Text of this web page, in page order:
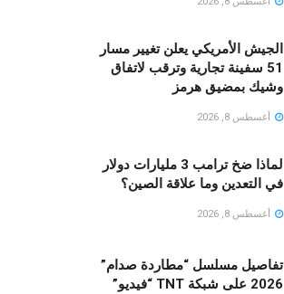
الجيش الأمريكي يعلن تغيير مسار
51 سفينة تجارية وترقب لاتفاق
وشيك بمضيق هرمز
أغسطس 8, 2026
لماذا ضخ ترامب 3 مليارات دولار
في التعدين وما علاقة الصين؟
أغسطس 8, 2026
تفاصيل مسلسل “مطاردة صدام”
2026 على شبكة TNT “فيديو”